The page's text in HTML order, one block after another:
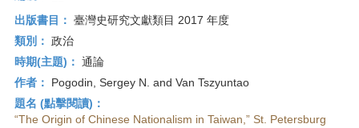
出版書目： 臺灣史研究文獻類目 2017 年度
類別： 政治
時期(主題)： 通論
作者：
Pogodin, Sergey N. and Van Tszyuntao
題名 (點擊閱讀)：
“The Origin of Chinese Nationalism in Taiwan,” St. Petersburg